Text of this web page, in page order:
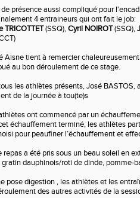
présence aussi compliqué pour
4 entraineurs qui ont fait le job:
TRICOTTET(SSQ),Cyril NOIROT(SSQ),
Aisne tient à remercier
au bon déroulement de ce stage.
les athlètes présents, José BASTOS,
de la journée à tou(te)s
ont commencé par un
échauffement terminé, les athlètes
pour peaufiner l’échauffement et
repas a été pris sous un beau soleil en
dauphinois/roti de dinde, pomme-
pose digestion , les athlètes et les
des autres activités de la